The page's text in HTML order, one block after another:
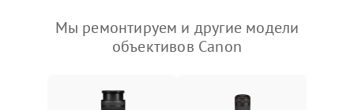
Мы ремонтируем и другие модели
объективов Canon